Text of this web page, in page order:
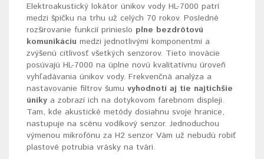
Elektroakustický lokátor únikov vody HL-7000 patrí
medzi špičku na trhu už celých 70 rokov. Posledné
rozširovanie funkcií prinieslo plne bezdrôtovú
komunikáciu medzi jednotlivými komponentmi a
zvýšenú citlivosť všetkých senzorov. Tieto inovácie
posúvajú HL-7000 na úplne novú kvalitatívnu úroveň
vyhľadávania únikov vody. Frekvenčná analýza a
nastavovanie filtrov šumu vyhodnotí aj tie najtichšie
úniky a zobrazí ich na dotykovom farebnom displeji.
Tam, kde akustické metódy dosiahnu svoje hranice,
nastupuje na scénu vodíkový senzor. Jednoduchou
výmenou mikrofónu za H2 senzor Vám už nebudú robiť
plastové potrubia vrásky na tvári.